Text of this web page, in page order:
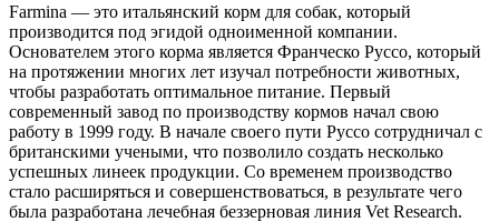
Farmina — это итальянский корм для собак, который
производится под эгидой одноименной компании.
Основателем этого корма является Франческо Руссо, который
на протяжении многих лет изучал потребности животных,
чтобы разработать оптимальное питание. Первый
современный завод по производству кормов начал свою
работу в 1999 году. В начале своего пути Руссо сотрудничал с
британскими учеными, что позволило создать несколько
успешных линеек продукции. Со временем производство
стало расширяться и совершенствоваться, в результате чего
была разработана лечебная беззерновая линия Vet Research.